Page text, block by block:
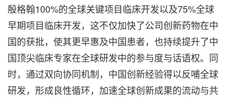
殷格翰100%的全球关键项目临床开发以及75%全球
早期项目临床开发，这不仅加快了公司创新药物在中
国的获批，使其更早惠及中国患者，也持续提升了中
国顶尖临床专家在全球研发中的参与度与话语权。同
时，通过双向协同机制，中国创新经验得以反哺全球
研发，形成良性循环，加速全球创新成果的流动与共